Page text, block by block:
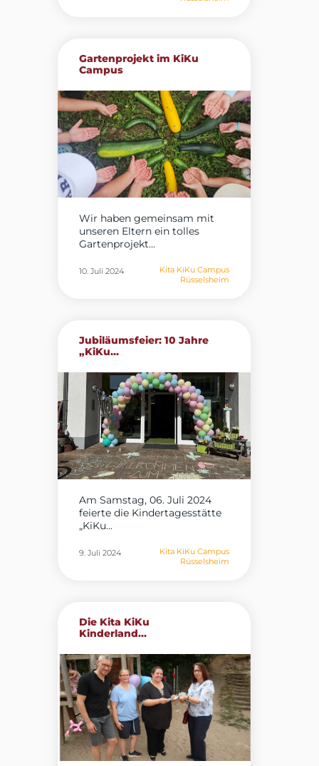
Gartenprojekt im KiKu
Campus
Wir haben gemeinsam mit
unseren Eltern ein tolles
Gartenprojekt...
10. Juli 2024
Kita KiKu Campus
Rüsselsheim
Jubiläumsfeier: 10 Jahre
„KiKu...
Am Samstag, 06. Juli 2024
feierte die Kindertagesstätte
„KiKu...
9. Juli 2024
Kita KiKu Campus
Rüsselsheim
Die Kita KiKu
Kinderland...